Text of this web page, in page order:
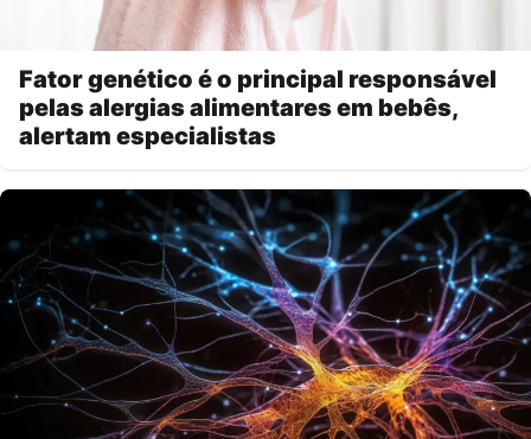
Fator genético é o principal responsável
pelas alergias alimentares em bebês,
alertam especialistas